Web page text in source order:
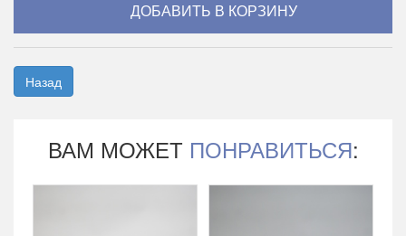
Назад
ВАМ МОЖЕТ ПОНРАВИТЬСЯ: